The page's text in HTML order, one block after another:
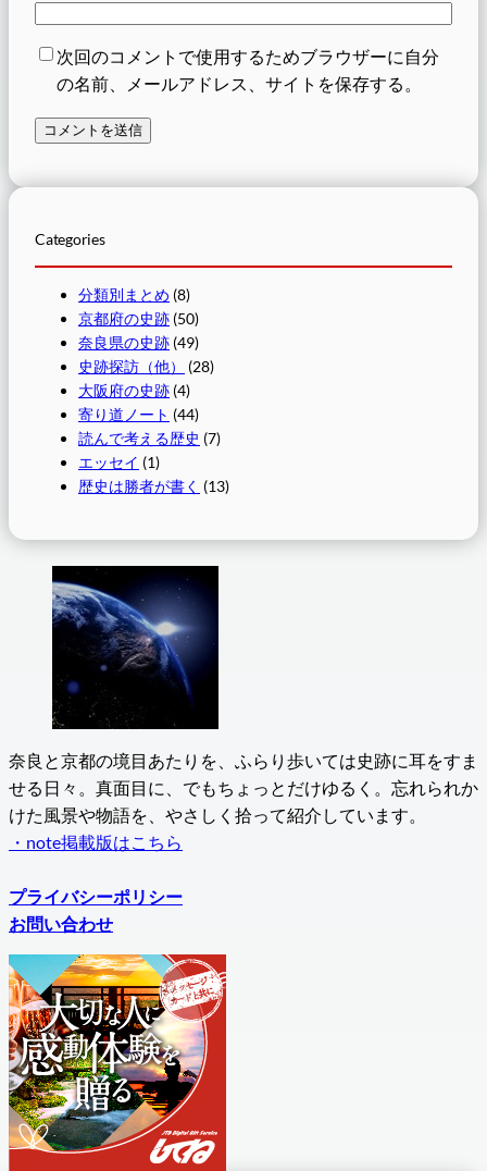
次回のコメントで使用するためブラウザーに自分
の名前、メールアドレス、サイトを保存する。
Categories
分類別まとめ (8)
京都府の史跡 (50)
奈良県の史跡 (49)
史跡探訪（他）
(28)
大阪府の史跡 (4)
寄り道ノート (44)
読んで考える歴史 (7)
エッセイ (1)
歴史は勝者が書く (13)
奈良と京都の境目あたりを、ふらり歩いては史跡に耳をすま
せる日々。真面目に、でもちょっとだけゆるく。忘れられか
けた風景や物語を、やさしく拾って紹介しています。
・note掲載版はこちら
プライバシーポリシー
お問い合わせ